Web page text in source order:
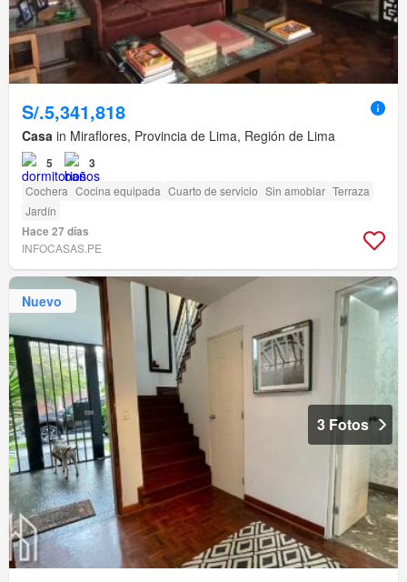
S/.5,341,818
Casa in Miraflores, Provincia de Lima, Región de Lima
5 3
Cochera Cocina equipada Cuarto de servicio Sin amoblar Terraza
Jardín
Hace 27 días
INFOCASAS.PE
Nuevo
3 Fotos